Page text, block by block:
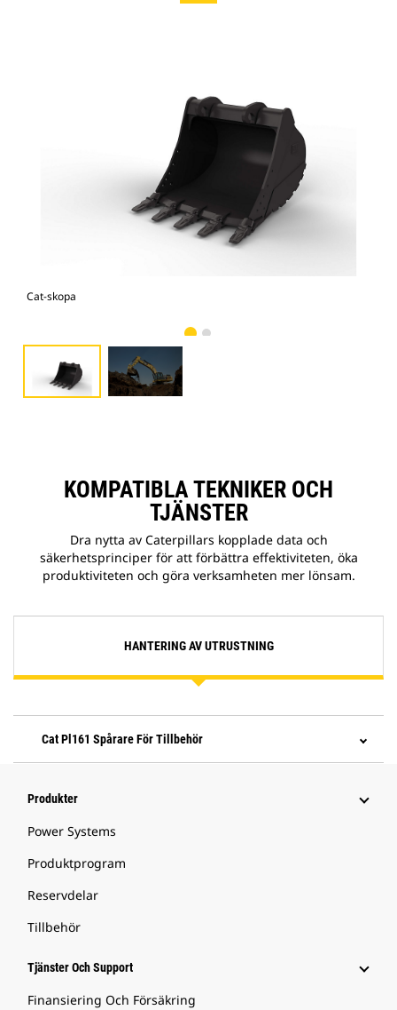
Cat-skopa
KOMPATIBLA TEKNIKER OCH
TJÄNSTER
Dra nytta av Caterpillars kopplade data och
säkerhetsprinciper för att förbättra effektiviteten, öka
produktiviteten och göra verksamheten mer lönsam.
HANTERING AV UTRUSTNING
Cat Pl161 Spårare För Tillbehör
Produkter
Power Systems
Produktprogram
Reservdelar
Tillbehör
Tjänster Och Support
Finansiering Och Försäkring